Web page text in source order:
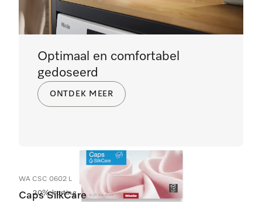
20% korting
WA CSC 0602 L
Caps SilkCare
Optimaal en comfortabel
gedoseerd
ONTDEK MEER